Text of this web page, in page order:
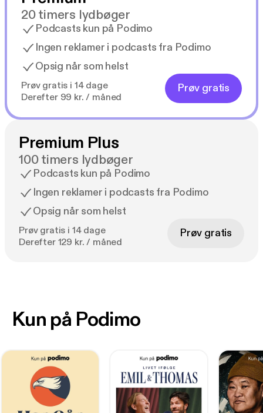
20 timers lydbøger
Podcasts kun på Podimo
Ingen reklamer i podcasts fra Podimo
Opsig når som helst
Prøv gratis i 14 dage
Derefter 99 kr. / måned
Prøv gratis
Premium Plus
100 timers lydbøger
Podcasts kun på Podimo
Ingen reklamer i podcasts fra Podimo
Opsig når som helst
Prøv gratis i 14 dage
Derefter 129 kr. / måned
Prøv gratis
Kun på Podimo